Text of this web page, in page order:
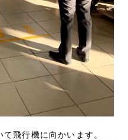
飛行機に向かいます。